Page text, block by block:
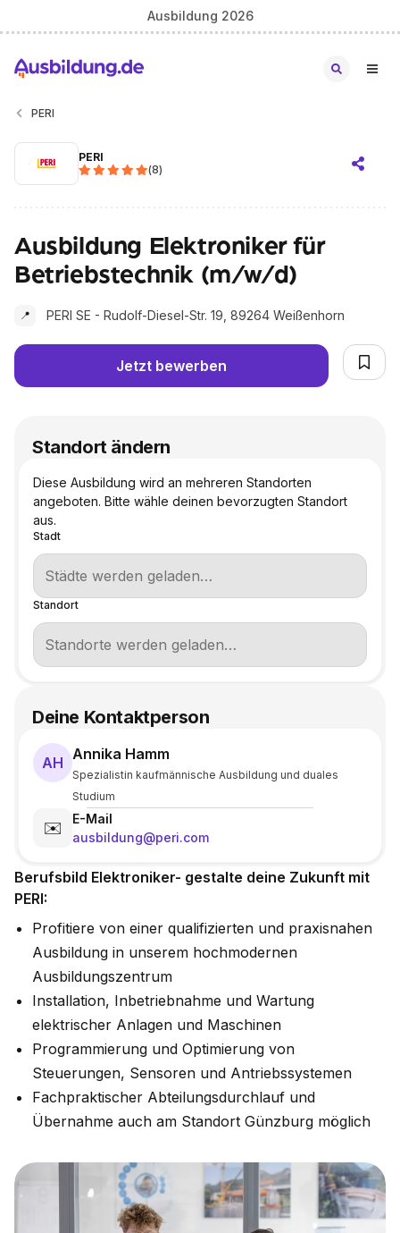
Ausbildung 2026
PERI
PERI
(8)
Ausbildung Elektroniker für
Betriebstechnik (m/w/d)
📍 PERI SE - Rudolf-Diesel-Str. 19, 89264 Weißenhorn
Jetzt bewerben
Berufsbild Elektroniker- gestalte deine Zukunft mit
PERI:
Profitiere von einer qualifizierten und praxisnahen
Ausbildung in unserem hochmodernen
Ausbildungszentrum
Installation, Inbetriebnahme und Wartung
elektrischer Anlagen und Maschinen
Programmierung und Optimierung von
Steuerungen, Sensoren und Antriebssystemen
Fachpraktischer Abteilungsdurchlauf und
Übernahme auch am Standort Günzburg möglich
Standort ändern
Diese Ausbildung wird an mehreren Standorten
angeboten. Bitte wähle deinen bevorzugten Standort
aus.
Stadt
Standort
Deine Kontaktperson
AH Annika Hamm
Spezialistin kaufmännische Ausbildung und duales
Studium
✉️
E-Mail
ausbildung@peri.com